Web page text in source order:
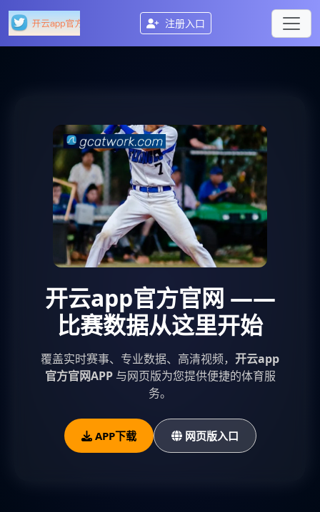
注册入口
开云app官方官网 ——
比赛数据从这里开始
覆盖实时赛事、专业数据、高清视频， 开云app
官方官网APP与网页版为您提供便捷的体育服
务。
APP下载 网页版入口